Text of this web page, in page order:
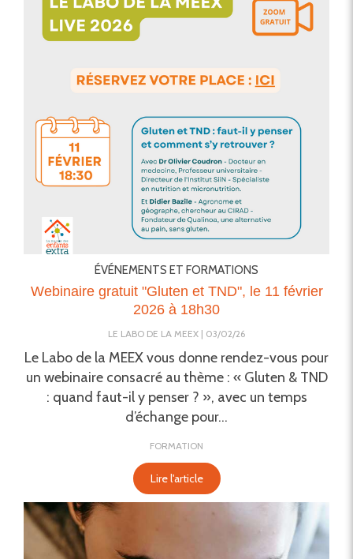
ÉVÉNEMENTS ET FORMATIONS
Webinaire gratuit "Gluten et TND", le 11 février
2026 à 18h30
LE LABO DE LA MEEX 03/02/26
Le Labo de la MEEX vous donne rendez-vous pour
un webinaire consacré au thème : « Gluten & TND
: quand faut-il y penser ? », avec un temps
d’échange pour...
FORMATION
Lire l'article